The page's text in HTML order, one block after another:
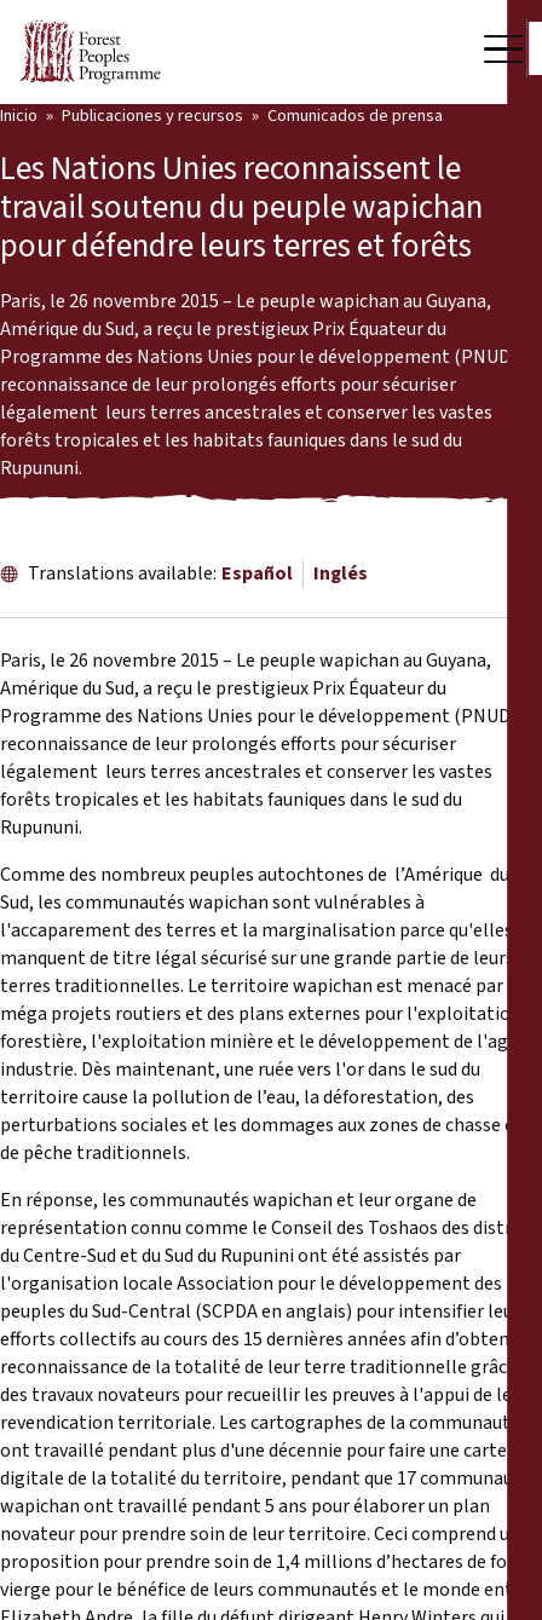
Quiénes somos
Sala de prensa
Nuestro trabajo
Voces comunitarias
Socios y Países
Últimas noticias
Publicaciones y recursos
Back
Publicaciones y recursos
Comunicados de prensa
Materiales de capacitación
Documentos informativos
Presentaciones legales
Declaraciones
Informes anuales
Inicio Publicaciones y recursos Comunicados de prensa
Les Nations Unies reconnaissent le
travail soutenu du peuple wapichan
pour défendre leurs terres et forêts
Paris, le 26 novembre 2015 – Le peuple wapichan au Guyana,
Amérique du Sud, a reçu le prestigieux Prix Équateur du
Programme des Nations Unies pour le développement (PNUD) en
reconnaissance de leur prolongés efforts pour sécuriser
légalement leurs terres ancestrales et conserver les vastes
forêts tropicales et les habitats fauniques dans le sud du
Rupununi.
Translations available: Español Inglés
Paris, le 26 novembre 2015 – Le peuple wapichan au Guyana,
Amérique du Sud, a reçu le prestigieux Prix Équateur du
Programme des Nations Unies pour le développement (PNUD) en
reconnaissance de leur prolongés efforts pour sécuriser
légalement leurs terres ancestrales et conserver les vastes
forêts tropicales et les habitats fauniques dans le sud du
Rupununi.
Comme des nombreux peuples autochtones de l’Amérique du
Sud, les communautés wapichan sont vulnérables à
l'accaparement des terres et la marginalisation parce qu'elles
manquent de titre légal sécurisé sur une grande partie de leurs
terres traditionnelles. Le territoire wapichan est menacé par des
méga projets routiers et des plans externes pour l'exploitation
forestière, l'exploitation minière et le développement de l'agro-
industrie. Dès maintenant, une ruée vers l'or dans le sud du
territoire cause la pollution de l’eau, la déforestation, des
perturbations sociales et les dommages aux zones de chasse et
de pêche traditionnels.
En réponse, les communautés wapichan et leur organe de
représentation connu comme le Conseil des Toshaos des districts
du Centre-Sud et du Sud du Rupunini ont été assistés par
l'organisation locale Association pour le développement des
peuples du Sud-Central (SCPDA en anglais) pour intensifier leurs
efforts collectifs au cours des 15 dernières années afin d’obtenir la
reconnaissance de la totalité de leur terre traditionnelle grâce à
des travaux novateurs pour recueillir les preuves à l'appui de leur
revendication territoriale. Les cartographes de la communauté
ont travaillé pendant plus d'une décennie pour faire une carte
digitale de la totalité du territoire, pendant que 17 communautés
wapichan ont travaillé pendant 5 ans pour élaborer un plan
novateur pour prendre soin de leur territoire. Ceci comprend une
proposition pour prendre soin de 1,4 millions d’hectares de forêt
vierge pour le bénéfice de leurs communautés et le monde entier.